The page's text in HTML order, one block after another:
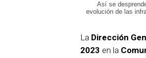
Así se
evolución de las
La Dirección
2023 en la